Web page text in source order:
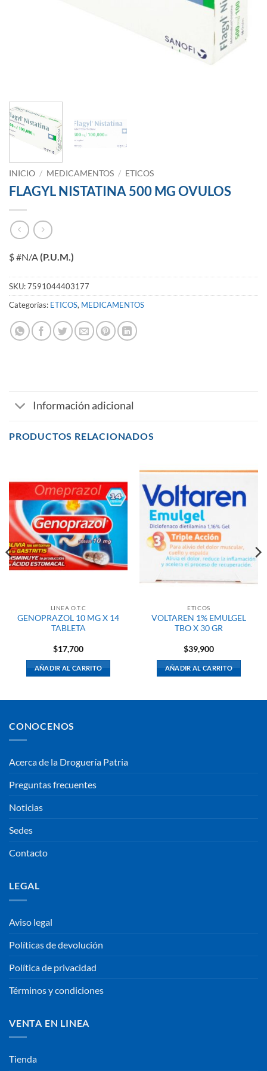
INICIO / MEDICAMENTOS / ETICOS
FLAGYL NISTATINA 500 MG OVULOS
$ #N/A (P.U.M.)
SKU:7591044403177
Categorías: ETICOS, MEDICAMENTOS
Información adicional
PRODUCTOS RELACIONADOS
LINEA O.T.C
GENOPRAZOL 10 MG X 14
TABLETA
$17,700
AÑADIR AL CARRITO
ETICOS
VOLTAREN 1% EMULGEL
TBO X 30 GR
$39,900
AÑADIR AL CARRITO
CONOCENOS
Acerca de la Droguería Patria
Preguntas frecuentes
Noticias
Sedes
Contacto
LEGAL
Aviso legal
Políticas de devolución
Política de privacidad
Términos y condiciones
VENTA EN LINEA
Tienda